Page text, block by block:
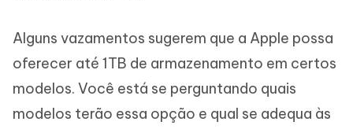
Alguns vazamentos sugerem que a Apple possa
oferecer até 1TB de armazenamento em certos
modelos. Você está se perguntando quais
modelos terão essa opção e qual se adequa às